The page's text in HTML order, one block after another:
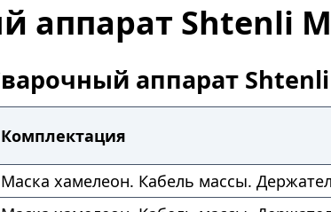
аппарат Shtenli
аппарат
Комплектация
Маска хамелеон. Кабель массы.